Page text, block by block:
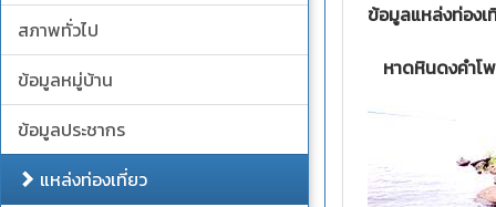
สภาพทั่วไป
ข้อมูลหมู่บ้าน
ข้อมูลประชากร
แหล่งท่องเที่ยว
ข้อมูลแหล่งท่องเ
หาดหินดงคำโ